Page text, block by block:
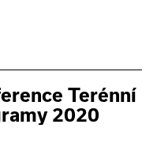
Terénní
2020